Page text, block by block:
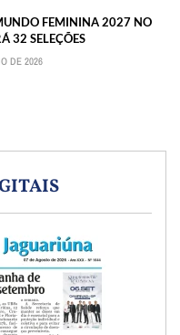
FEMININA 2027 NO
32 SELEÇÕES
DE 2026